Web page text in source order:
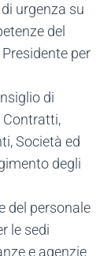
urgenza su
del
per
di
Società ed
degli
del personale
le sedi
e agenzie